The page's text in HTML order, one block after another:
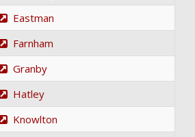
Eastman
Farnham
Granby
Hatley
Knowlton